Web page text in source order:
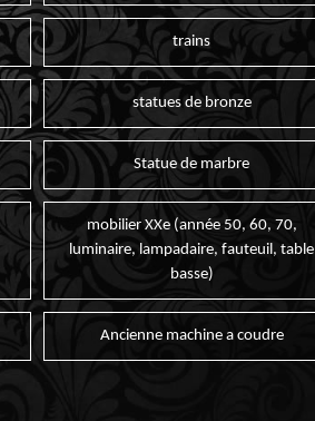
trains
statues de bronze
Statue de marbre
mobilier XXe (année 50, 60, 70,
luminaire, lampadaire, fauteuil, table
basse)
Ancienne machine a coudre